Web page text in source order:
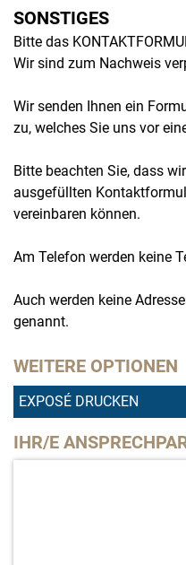
SONSTIGES
Bitte das
Wir sind zum Nachweis
Wir senden Ihnen ein
zu, welches Sie uns vor
Bitte beachten Sie, dass
ausgefüllten
vereinbaren können.
Am Telefon werden keine
Auch werden keine
genannt.
WEITERE OPTIONEN
EXPOSÉ DRUCKEN
IHR/E